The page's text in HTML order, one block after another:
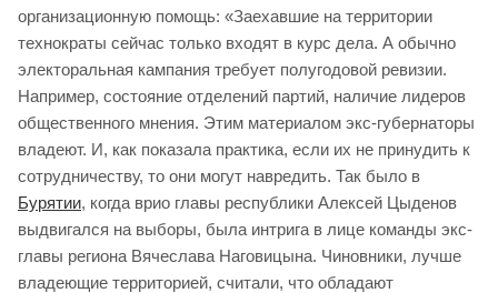
организационную помощь: «Заехавшие на территории
технократы сейчас только входят в курс дела. А обычно
электоральная кампания требует полугодовой ревизии.
Например, состояние отделений партий, наличие лидеров
общественного мнения. Этим материалом экс-губернаторы
владеют. И, как показала практика, если их не принудить к
сотрудничеству, то они могут навредить. Так было в
Бурятии, когда врио главы республики Алексей Цыденов
выдвигался на выборы, была интрига в лице команды экс-
главы региона Вячеслава Наговицына. Чиновники, лучше
владеющие территорией, считали, что обладают